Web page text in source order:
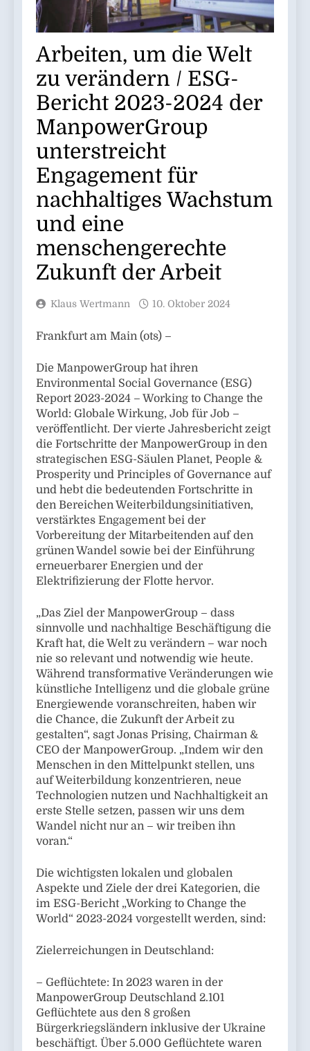
Arbeiten, um die Welt
zu verändern / ESG-
Bericht 2023-2024 der
ManpowerGroup
unterstreicht
Engagement für
nachhaltiges Wachstum
und eine
menschengerechte
Zukunft der Arbeit
Klaus Wertmann 10. Oktober 2024
Frankfurt am Main (ots) –
Die ManpowerGroup hat ihren
Environmental Social Governance (ESG)
Report 2023-2024 – Working to Change the
World: Globale Wirkung, Job für Job –
veröffentlicht. Der vierte Jahresbericht zeigt
die Fortschritte der ManpowerGroup in den
strategischen ESG-Säulen Planet, People &
Prosperity und Principles of Governance auf
und hebt die bedeutenden Fortschritte in
den Bereichen Weiterbildungsinitiativen,
verstärktes Engagement bei der
Vorbereitung der Mitarbeitenden auf den
grünen Wandel sowie bei der Einführung
erneuerbarer Energien und der
Elektrifizierung der Flotte hervor.
„Das Ziel der ManpowerGroup – dass
sinnvolle und nachhaltige Beschäftigung die
Kraft hat, die Welt zu verändern – war noch
nie so relevant und notwendig wie heute.
Während transformative Veränderungen wie
künstliche Intelligenz und die globale grüne
Energiewende voranschreiten, haben wir
die Chance, die Zukunft der Arbeit zu
gestalten“, sagt Jonas Prising, Chairman &
CEO der ManpowerGroup. „Indem wir den
Menschen in den Mittelpunkt stellen, uns
auf Weiterbildung konzentrieren, neue
Technologien nutzen und Nachhaltigkeit an
erste Stelle setzen, passen wir uns dem
Wandel nicht nur an – wir treiben ihn
voran.“
Die wichtigsten lokalen und globalen
Aspekte und Ziele der drei Kategorien, die
im ESG-Bericht „Working to Change the
World“ 2023-2024 vorgestellt werden, sind:
Zielerreichungen in Deutschland:
– Geflüchtete: In 2023 waren in der
ManpowerGroup Deutschland 2.101
Geflüchtete aus den 8 großen
Bürgerkriegsländern inklusive der Ukraine
beschäftigt. Über 5.000 Geflüchtete waren